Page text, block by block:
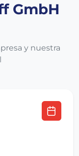
GmbH
y nuestra